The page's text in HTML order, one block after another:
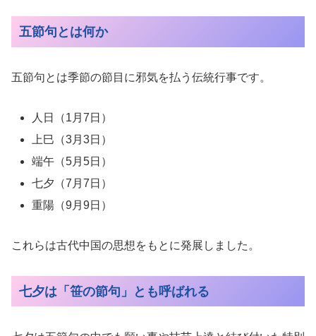
五節句とは何か
五節句とは季節の節目に邪気を払う伝統行事です。
人日（1月7日）
上巳（3月3日）
端午（5月5日）
七夕（7月7日）
重陽（9月9日）
これらは古代中国の思想をもとに発展しました。
七夕は「笹の節句」とも呼ばれる